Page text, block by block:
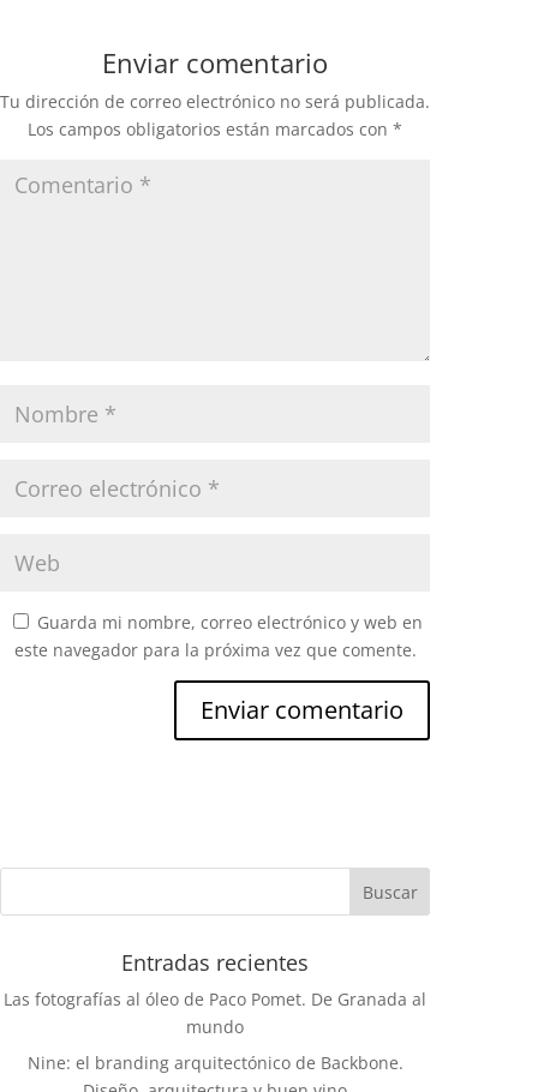
Enviar comentario
Tu dirección de correo electrónico no será publicada.
Los campos obligatorios están marcados con*
Guarda mi nombre, correo electrónico y web en
este navegador para la próxima vez que comente.
Entradas recientes
Las fotografías al óleo de Paco Pomet. De Granada al
mundo
Nine: el branding arquitectónico de Backbone.